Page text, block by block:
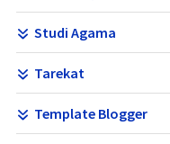
Studi Agama
Tarekat
Template Blogger